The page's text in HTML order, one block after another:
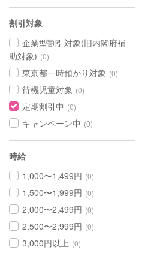
割引対象
企業型割引対象(旧内閣府補
助対象) (0)
東京都一時預かり対象 (0)
待機児童対象 (0)
定期割引中 (0)
キャンペーン中 (0)
時給
1,000〜1,499円 (0)
1,500〜1,999円 (0)
2,000〜2,499円 (0)
2,500〜2,999円 (0)
3,000円以上 (0)